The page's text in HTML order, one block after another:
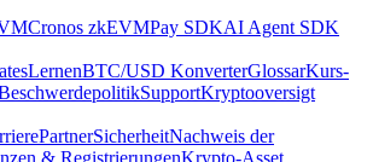
Cronos zkEVMPay SDKAI Agent SDK
LernenBTC/USD KonverterGlossarKurs-
SupportKryptooversigt
PartnerSicherheitNachweis der
& RegistrierungenKrypto-Asset